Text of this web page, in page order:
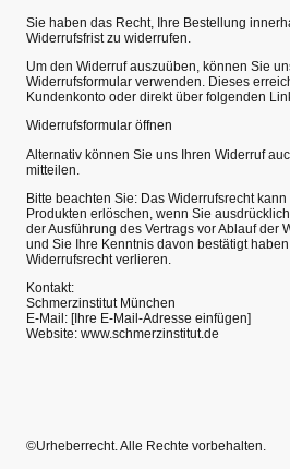
Sie haben das Recht, Ihre Bestellung
Widerrufsfrist zu widerrufen.
Um den Widerruf auszuüben, können Sie
Widerrufsformular verwenden. Dieses
Kundenkonto oder direkt über folgenden
Widerrufsformular öffnen
Alternativ können Sie uns Ihren Widerruf
mitteilen.
Bitte beachten Sie: Das Widerrufsrecht
Produkten erlöschen, wenn Sie
der Ausführung des Vertrags vor Ablauf der
und Sie Ihre Kenntnis davon bestätigt
Widerrufsrecht verlieren.
Kontakt:
Schmerzinstitut München
E-Mail: [Ihre E-Mail-Adresse einfügen]
Website: www.schmerzinstitut.de
©Urheberrecht. Alle Rechte vorbehalten.